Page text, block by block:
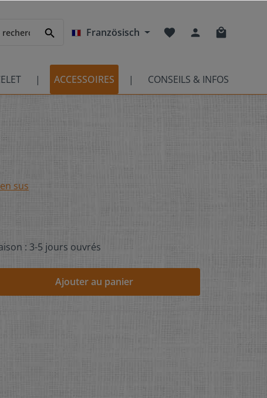
Französisch
ACCESSOIRES CONSEILS & INFOS
sus
: 3-5 jours ouvrés
Ajouter au panier